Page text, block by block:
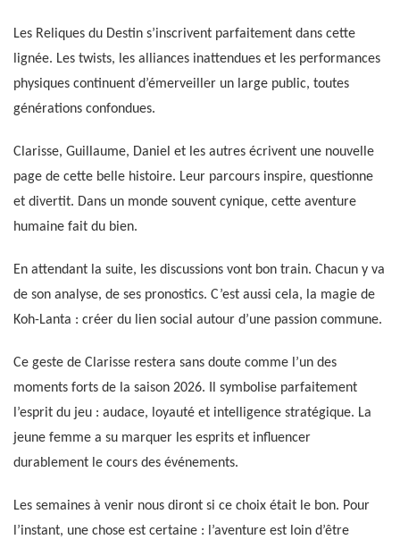
Les Reliques du Destin s’inscrivent parfaitement dans cette
lignée. Les twists, les alliances inattendues et les performances
physiques continuent d’émerveiller un large public, toutes
générations confondues.
Clarisse, Guillaume, Daniel et les autres écrivent une nouvelle
page de cette belle histoire. Leur parcours inspire, questionne
et divertit. Dans un monde souvent cynique, cette aventure
humaine fait du bien.
En attendant la suite, les discussions vont bon train. Chacun y va
de son analyse, de ses pronostics. C’est aussi cela, la magie de
Koh-Lanta : créer du lien social autour d’une passion commune.
Ce geste de Clarisse restera sans doute comme l’un des
moments forts de la saison 2026. Il symbolise parfaitement
l’esprit du jeu : audace, loyauté et intelligence stratégique. La
jeune femme a su marquer les esprits et influencer
durablement le cours des événements.
Les semaines à venir nous diront si ce choix était le bon. Pour
l’instant, une chose est certaine : l’aventure est loin d’être